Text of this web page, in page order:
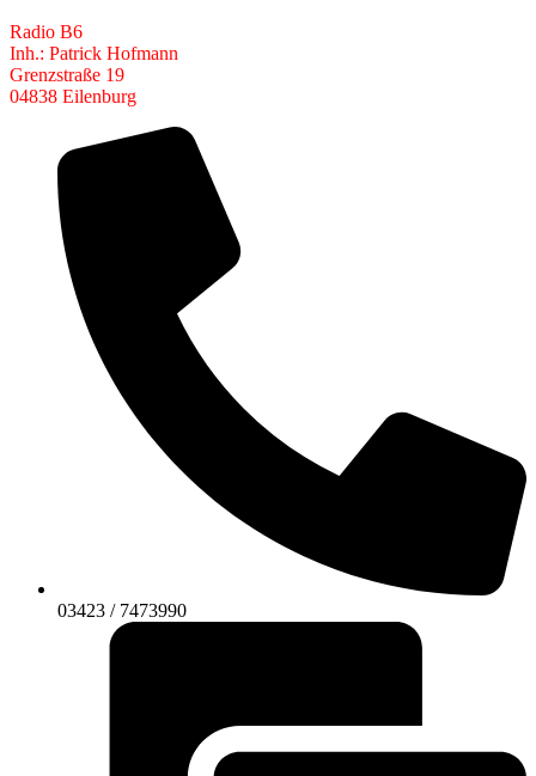
Radio B6
Inh.: Patrick Hofmann
Grenzstraße 19
04838 Eilenburg
03423 / 7473990